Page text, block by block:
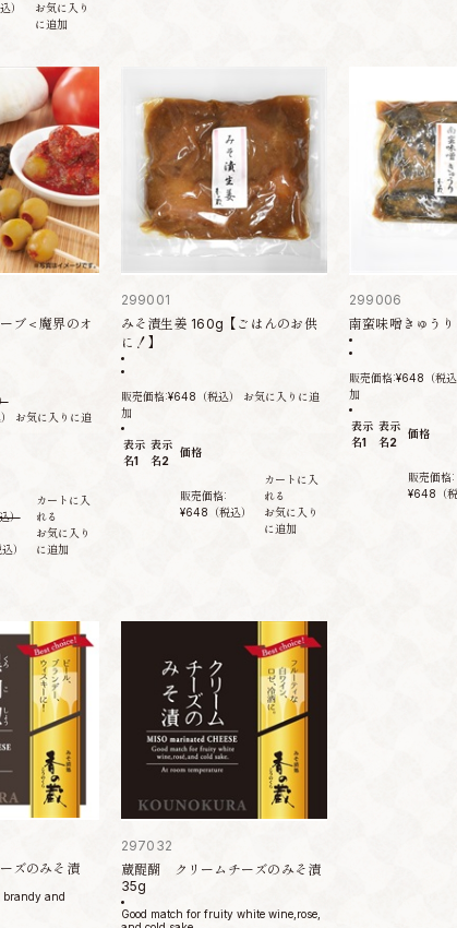
）
お気に入り
に追加
ブ＜魔界のオ
お気に入りに追
）
）
カートに入
れる
お気に入り
に追加
299001
みそ漬生姜 160g【ごはんのお供
に！】
販売価格:¥648 （税込）
お気に入りに追
加
表示
名1
表示
名2
価格
販売価格:
¥648 （税込）
カートに入
れる
お気に入り
に追加
299006
南蛮味噌きゅう
販売価格:¥648 （税込
加
表示
名1
表示
名2
価格
販売価格:
¥648 （
ズのみそ漬
brandy and
297032
蔵醍醐 クリームチーズのみそ漬
35g
Good match for fruity white wine,rose,